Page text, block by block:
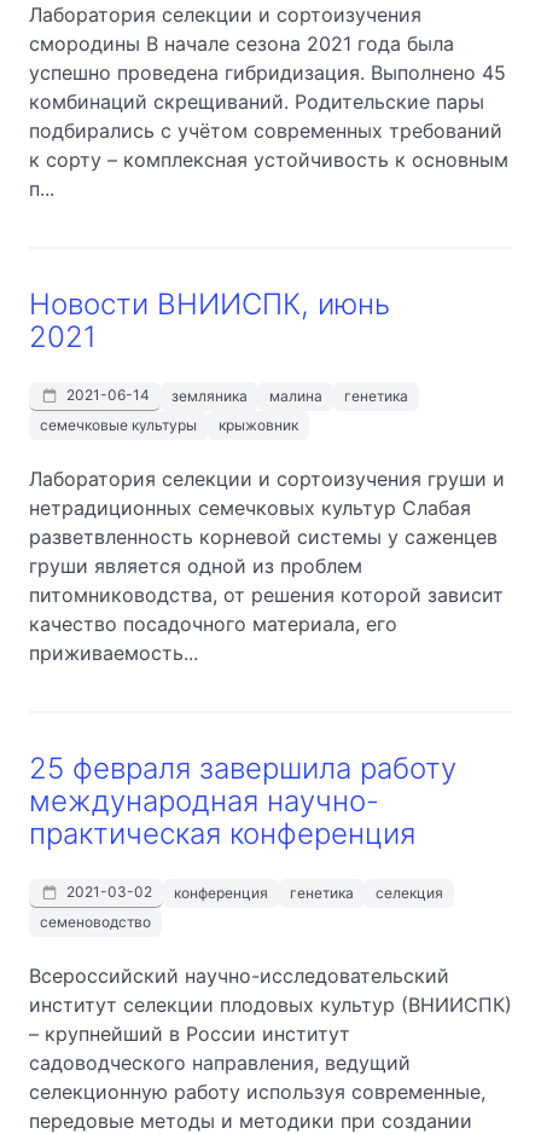
Лаборатория селекции и сортоизучения
смородины В начале сезона 2021 года была
успешно проведена гибридизация. Выполнено 45
комбинаций скрещиваний. Родительские пары
подбирались с учётом современных требований
к сорту – комплексная устойчивость к основным
п...
Новости ВНИИСПК, июнь
2021
2021-06-14 земляника малина
генетика
семечковые культуры
крыжовник
Лаборатория селекции и сортоизучения груши и
нетрадиционных семечковых культур Слабая
разветвленность корневой системы у саженцев
груши является одной из проблем
питомниководства, от решения которой зависит
качество посадочного материала, его
приживаемость...
25 февраля завершила работу
международная научно-
практическая конференция
2021-03-02 конференция генетика
селекция
семеноводство
Всероссийский научно-исследовательский
институт селекции плодовых культур (ВНИИСПК)
– крупнейший в России институт
садоводческого направления, ведущий
селекционную работу используя современные,
передовые методы и методики при создании